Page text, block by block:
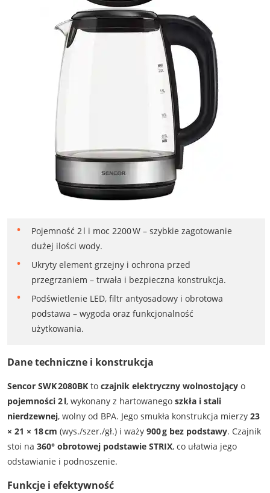
Pojemność 2 l i moc 2200 W – szybkie zagotowanie
dużej ilości wody.
Ukryty element grzejny i ochrona przed
przegrzaniem – trwała i bezpieczna konstrukcja.
Podświetlenie LED, filtr antyosadowy i obrotowa
podstawa – wygoda oraz funkcjonalność
użytkowania.
Dane techniczne i konstrukcja
Sencor SWK 2080BKto czajnik elektryczny wolnostojącyo
pojemności 2 l, wykonany z hartowanego szkła i stali
nierdzewnej, wolny od BPA. Jego smukła konstrukcja mierzy 23
× 21 × 18 cm (wys./szer./gł.) i waży 900 g bez podstawy. Czajnik
stoi na 360° obrotowej podstawie STRIX, co ułatwia jego
odstawianie i podnoszenie.
Funkcje i efektywność